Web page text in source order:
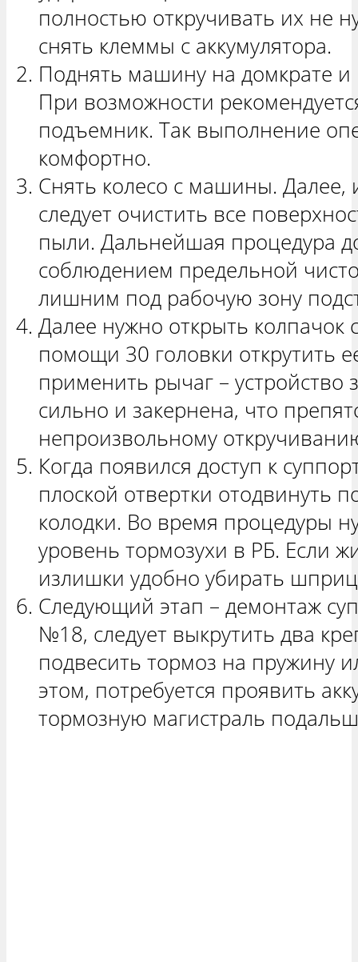
полностью откручивать их не
снять клеммы с аккумулятора.
Поднять машину на домкрате и
При возможности
подъемник. Так выполнение
комфортно.
Снять колесо с машины. Далее,
следует очистить все
пыли. Дальнейшая процедура
соблюдением предельной
лишним под рабочую зону
Далее нужно открыть колпачок
помощи 30 головки открутить
применить рычаг – устройство
сильно и закернена, что
непроизвольному
Когда появился доступ к
плоской отвертки отодвинуть
колодки. Во время процедуры
уровень тормозухи в РБ. Если
излишки удобно убирать
Следующий этап – демонтаж
№18, следует выкрутить два
подвесить тормоз на пружину
этом, потребуется проявить
тормозную магистраль